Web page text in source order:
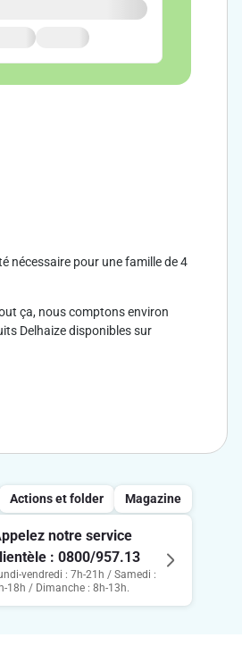
nécessaire pour une famille de 4
ça, nous comptons environ
Delhaize disponibles sur
par personne. Les épices ou
Delhaize ne peut donc être
Actions et folder Magazine
notre service
: 0800/957.13
vendredi : 7h-21h / Samedi :
18h / Dimanche : 8h-13h.